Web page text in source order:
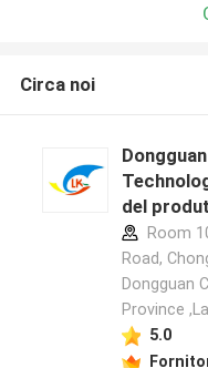
Circa noi
del
Room
Road,
Dongguan
Province
5.0